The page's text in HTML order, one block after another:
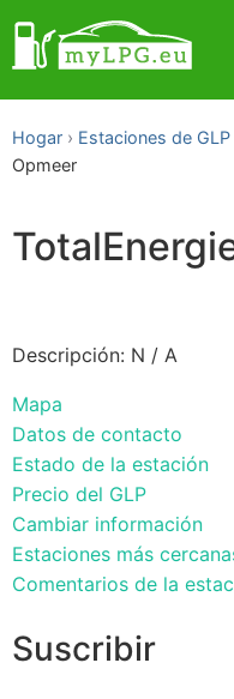
Hogar Estaciones de GLP
Opmeer
Descripción: N / A
Mapa
Datos de contacto
Estado de la estación
Precio del GLP
Cambiar información
Estaciones más
Comentarios de la
Suscribir